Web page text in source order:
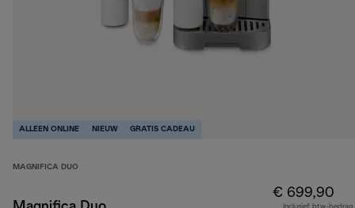
ALLEEN ONLINE NIEUW GRATIS CADEAU
MAGNIFICA DUO
€ 699,90